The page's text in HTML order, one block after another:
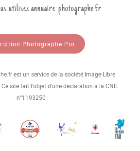
utilisez annuaire-photographe.fr
Photographe Pro
est un service de la société Image-Libre
site fait l'objet d'une déclaration à la CNIL
n°1193250